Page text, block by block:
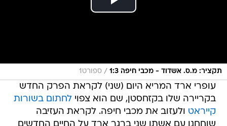
תקציר: מ.ס. אשדוד - מכבי חיפה 1:3 / ספורט1
עופרי ארד המריא היום (שני) לקראת הפרק החדש
בקריירה שלו בקזחסטן, שם הוא צפוילחתום בשורות
קייראט ולעזוב את מכבי חיפה. לקראת העזיבה